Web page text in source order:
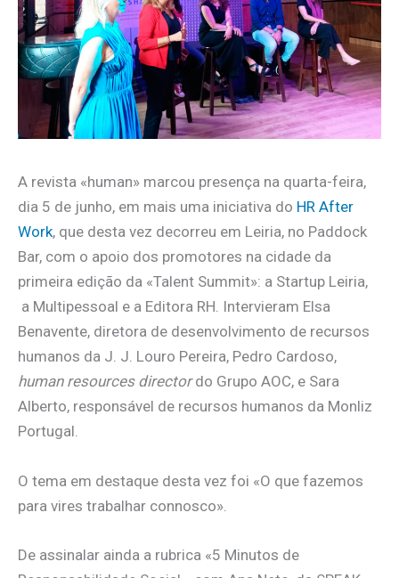
A revista «human» marcou presença na quarta-feira,
dia 5 de junho, em mais uma iniciativa do HR After
Work, que desta vez decorreu em Leiria, no Paddock
Bar, com o apoio dos promotores na cidade da
primeira edição da «Talent Summit»: a Startup Leiria,
a Multipessoal e a Editora RH. Intervieram Elsa
Benavente, diretora de desenvolvimento de recursos
humanos da J. J. Louro Pereira, Pedro Cardoso,
human resources directordo Grupo AOC, e Sara
Alberto, responsável de recursos humanos da Monliz
Portugal.
O tema em destaque desta vez foi «O que fazemos
para vires trabalhar connosco».
De assinalar ainda a rubrica «5 Minutos de